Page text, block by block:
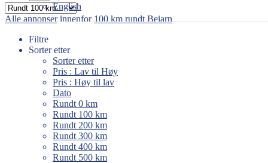
English
Alle annonserinnenfor 100 km rundt Beiarn
Filtre
Sorter etter
Sorter etter
Pris : Lav til Høy
Pris : Høy til lav
Dato
Rundt 0 km
Rundt 100 km
Rundt 200 km
Rundt 300 km
Rundt 400 km
Rundt 500 km